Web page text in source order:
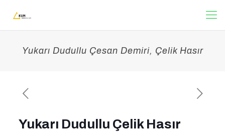
Yukarı Dudullu Çesan Demiri, Çelik Hasır
Yukarı Dudullu Çelik Hasır